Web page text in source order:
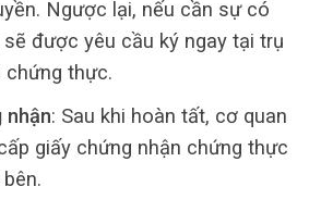
Ngược lại, nếu cần sự có
được yêu cầu ký ngay tại trụ
chứng thực.
nhận: Sau khi hoàn tất, cơ quan
giấy chứng nhận chứng thực